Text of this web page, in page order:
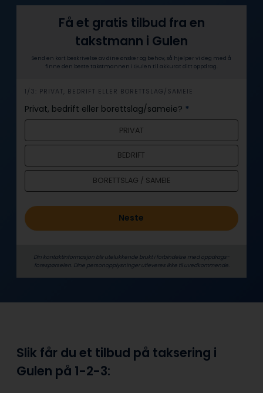
Få et gratis tilbud fra en
takstmann i Gulen
Send en kort beskrivelse av dine ønsker og behov, så hjelper vi deg med å
finne den beste takstmannen i Gulen til akkurat ditt oppdrag.
h
e
r
1/3: PRIVAT, BEDRIFT ELLER BORETTSLAG/SAMEIE
Privat, bedrift eller borettslag/sameie? *
PRIVAT
BEDRIFT
BORETTSLAG / SAMEIE
Neste
Din kontaktinformasjon blir utelukkende brukt i forbindelse med oppdrags­
forespørselen. Dine person­­opplysninger utleveres ikke til uvedkommende.
Slik får du et tilbud på taksering i
Gulen på 1-2-3: